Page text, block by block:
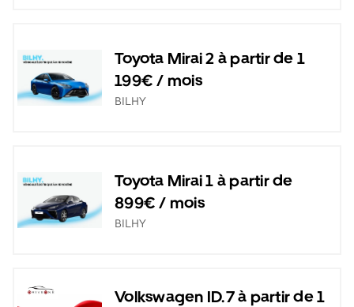
Toyota Mirai 2 à partir de 1
199€ / mois
BILHY
Toyota Mirai 1 à partir de
899€ / mois
BILHY
Volkswagen ID.7 à partir de 1